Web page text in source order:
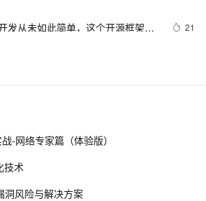
发从未如此简单，这个开源框架让
21
小程序开发
7 Apps》读书笔记-BABY
室 App 的设计与实现附完整代码
-网络专家篇（体验版）
技术
洞风险与解决方案